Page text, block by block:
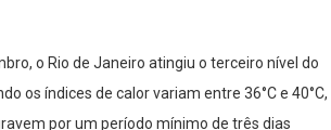
o Rio de Janeiro atingiu o terceiro nível do
os índices de calor variam entre 36°C e 40°C,
por um período mínimo de três dias